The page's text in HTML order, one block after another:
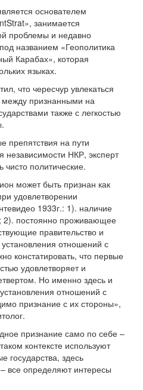
основателем
занимается
проблемы и недавно
названием «Геополитика
Карабах», которая
языках.
что чересчур увлекаться
признанными на
также с легкостью
препятствия на пути
независимости НКР, эксперт
чисто политические.
может быть признан как
удовлетворении
1933г.: 1). наличие
2). постоянно проживающее
правительство и
отношений с
констатировать, что первые
удовлетворяет и
Но именно здесь и
отношений с
признание с их стороны»,
признание само по себе –
контексте используют
государства, здесь
все определяют интересы